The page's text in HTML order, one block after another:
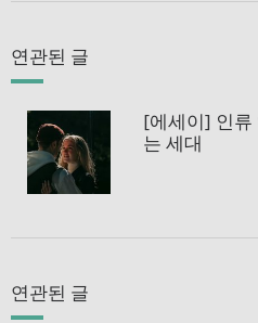
연관된 글
[에세이] 인류
는 세대
연관된 글